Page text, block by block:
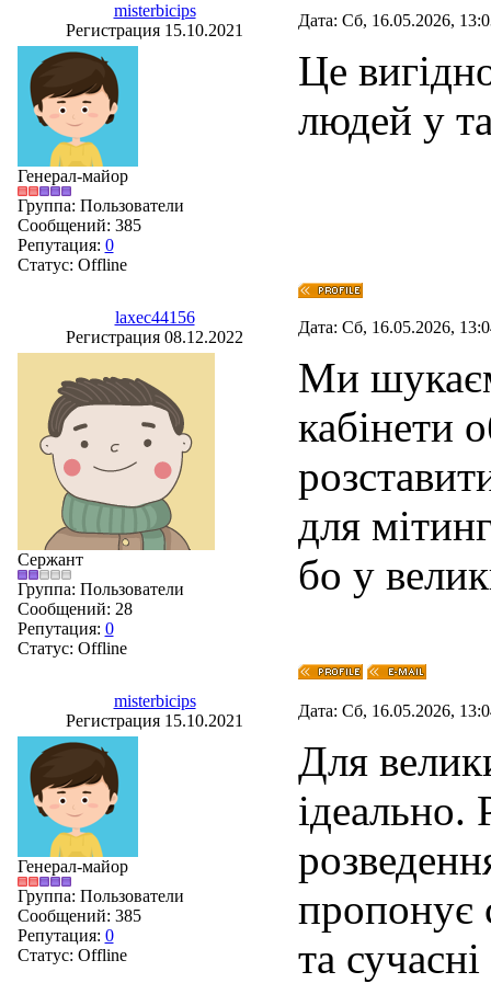
misterbicips
Регистрация 15.10.2021
Дата: Сб, 16.05.2026,
Генерал-майор
Группа: Пользователи
Сообщений: 385
Репутация: 0
Статус: Offline
Це
людей у
laxec44156
Регистрация 08.12.2022
Дата: Сб, 16.05.2026,
Сержант
Группа: Пользователи
Сообщений: 28
Репутация: 0
Статус: Offline
Ми
кабінети
для
бо у
misterbicips
Регистрация 15.10.2021
Дата: Сб, 16.05.2026,
Генерал-майор
Группа: Пользователи
Сообщений: 385
Репутация: 0
Статус: Offline
Для
ідеально.
пропонує
та